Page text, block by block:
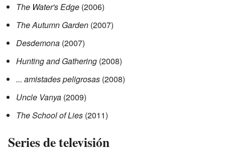
The Water's Edge (2006)
The Autumn Garden (2007)
Desdemona (2007)
Hunting and Gathering (2008)
... amistades peligrosas (2008)
Uncle Vanya (2009)
The School of Lies (2011)
Series de televisión